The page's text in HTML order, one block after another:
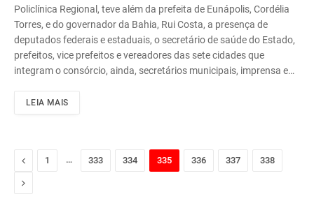
Policlínica Regional, teve além da prefeita de Eunápolis, Cordélia
Torres, e do governador da Bahia, Rui Costa, a presença de
deputados federais e estaduais, o secretário de saúde do Estado,
prefeitos, vice prefeitos e vereadores das sete cidades que
integram o consórcio, ainda, secretários municipais, imprensa e…
LEIA MAIS
Previous
1 … 333 334 335 336 337 338
Next